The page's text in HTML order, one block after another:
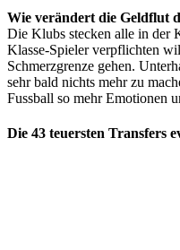
Wie verändert die Geldflut
Die Klubs stecken alle in der
Klasse-Spieler verpflichten
Schmerzgrenze gehen.
sehr bald nichts mehr zu
Fussball so mehr Emotionen
Die 43 teuersten Transfers